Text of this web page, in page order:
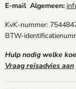
E-mail Algemeen:
KvK-nummer:
BTW-
Hulp nodig welke
Vraag reisadvies aan